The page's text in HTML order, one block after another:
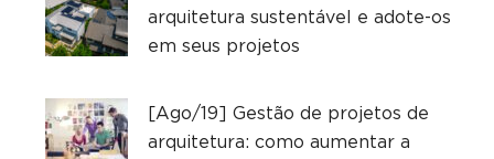
arquitetura sustentável e adote-os
em seus projetos
[Ago/19] Gestão de projetos de
arquitetura: como aumentar a